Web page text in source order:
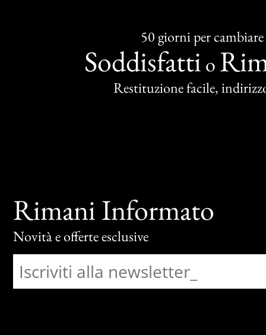
50 giorni per cambiare
Soddisfatti o
Restituzione facile,
Rimani Informato
Novità e offerte esclusive